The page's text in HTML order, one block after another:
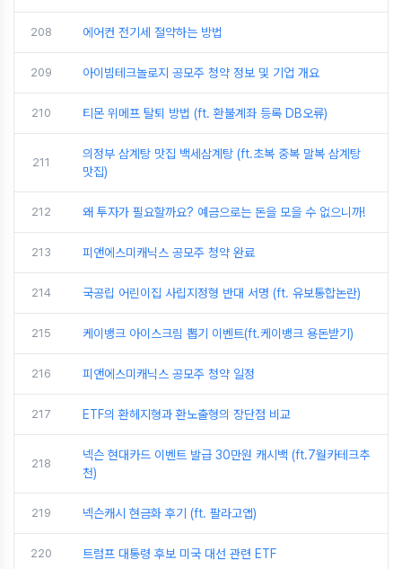
208 에어컨 전기세 절약하는 방법
209 아이빔테크놀로지 공모주 청약 정보 및 기업 개요
210 티몬 위메프 탈퇴 방법 (ft. 환불계좌 등록 DB오류)
211
의정부 삼계탕 맛집 백세삼계탕 (ft.초복 중복 말복 삼계탕
맛집)
212 왜 투자가 필요할까요? 예금으로는 돈을 모을 수 없으니까!
213 피앤에스미캐닉스 공모주 청약 완료
214 국공립 어린이집 사립지정형 반대 서명 (ft. 유보통합논란)
215 케이뱅크 아이스크림 뽑기 이벤트(ft.케이뱅크 용돈받기)
216 피앤에스미캐닉스 공모주 청약 일정
217 ETF의 환헤지형과 환노출형의 장단점 비교
218
넥슨 현대카드 이벤트 발급 30만원 캐시백 (ft.7월카테크추
천)
219 넥슨캐시 현금화 후기 (ft. 팔라고앱)
220 트럼프 대통령 후보 미국 대선 관련 ETF